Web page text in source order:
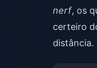
nerf, os
certeiro
distância.